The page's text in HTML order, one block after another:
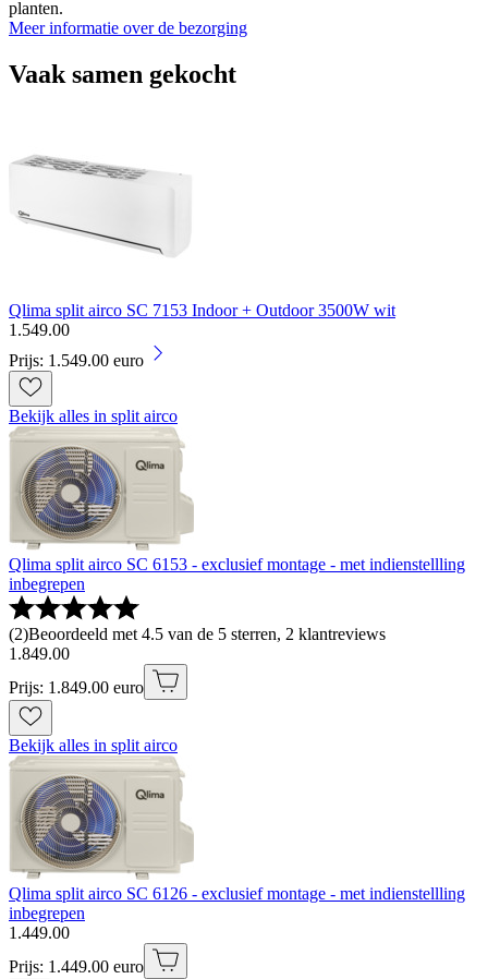
planten.
Meer informatie over de bezorging
Vaak samen gekocht
Qlima split airco SC 7153 Indoor + Outdoor 3500W wit
1 .549.00
Prijs: 1.549.00 euro
Bekijk alles in split airco
Qlima split airco SC 6153 - exclusief montage - met indienstellling
inbegrepen
(2)Beoordeeld met 4.5 van de 5 sterren, 2 klantreviews
1 .849.00
Prijs: 1.849.00 euro
Bekijk alles in split airco
Qlima split airco SC 6126 - exclusief montage - met indienstellling
inbegrepen
1 .449.00
Prijs: 1.449.00 euro